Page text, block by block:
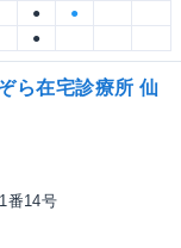
●
●
●
ら在宅診療所 仙
番14号